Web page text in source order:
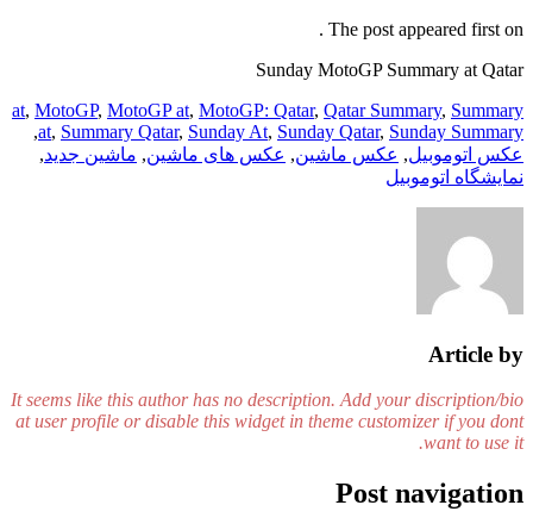
The post appeared first on .
Sunday MotoGP Summary at Qatar
at, MotoGP, MotoGP at, MotoGP: Qatar, Qatar Summary, Summary
at, Summary Qatar, Sunday At, Sunday Qatar, Sunday Summary
,
عکس اتوموبیل, عکس ماشین, عکس های ماشین, ماشین جدید,
نمایشگاه اتوموبیل
Article by
It seems like this author has no description. Add your discription/bio
at user profile or disable this widget in theme customizer if you dont
want to use it.
Post navigation